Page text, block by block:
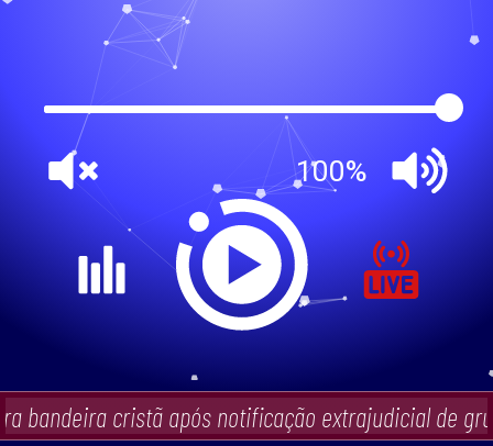
bandeira cristã após notificação extrajudicial de
100%